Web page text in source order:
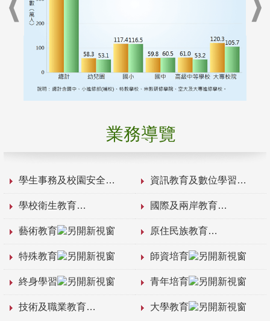
業務導覽
學生事務及校園安全 資訊教育及數位學習
學校衛生教育 國際及兩岸教育
藝術教育 原住民族教育
特殊教育 師資培育
終身學習 青年培育
技術及職業教育 大學教育